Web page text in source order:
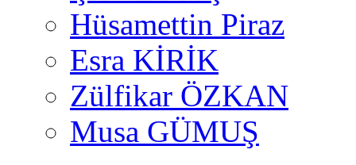
Hüsamettin Piraz
Esra KİRİK
Zülfikar ÖZKAN
Musa GÜMUŞ